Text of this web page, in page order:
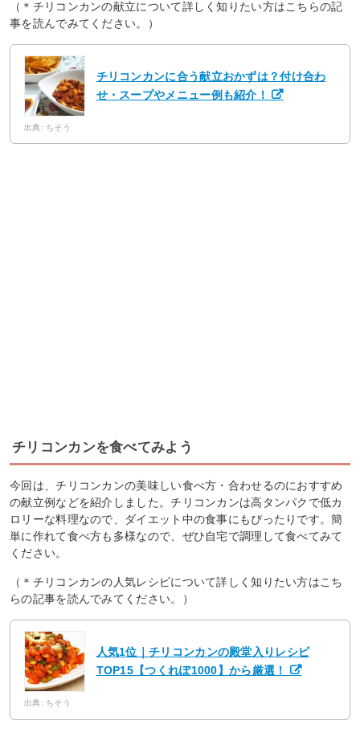
（＊チリコンカンの献立について詳しく知りたい方はこちらの記
事を読んでみてください。）
チリコンカンに合う献立おかずは？付け合わ
せ・スープやメニュー例も紹介！
出典: ちそう
チリコンカンを食べてみよう
今回は、チリコンカンの美味しい食べ方・合わせるのにおすすめ
の献立例などを紹介しました。チリコンカンは高タンパクで低カ
ロリーな料理なので、ダイエット中の食事にもぴったりです。簡
単に作れて食べ方も多様なので、ぜひ自宅で調理して食べてみて
ください。
（＊チリコンカンの人気レシピについて詳しく知りたい方はこち
らの記事を読んでみてください。）
人気1位｜チリコンカンの殿堂入りレシピ
TOP15【つくれぽ1000】から厳選！
出典: ちそう